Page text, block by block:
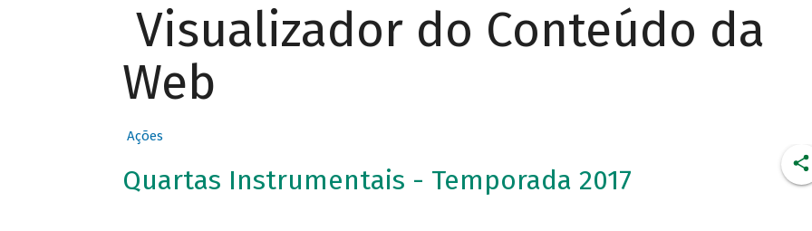
Visualizador do Conteúdo da
Web
Ações
Quartas Instrumentais - Temporada 2017